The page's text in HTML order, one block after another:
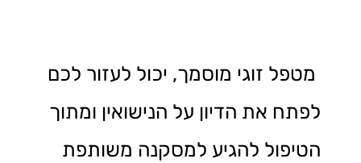
מטפל זוגי מוסמך, יכול לעזור לכם
לפתח את הדיון על הנישואין ומתוך
הטיפול להגיע למסקנה משותפת